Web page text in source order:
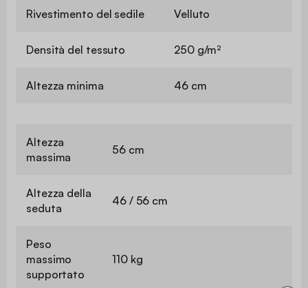
Rivestimento del sedile Velluto
Densità del tessuto 250 g/m²
Altezza minima 46 cm
Altezza
massima
56 cm
Altezza della
seduta
46 / 56 cm
Peso
massimo
supportato
110 kg